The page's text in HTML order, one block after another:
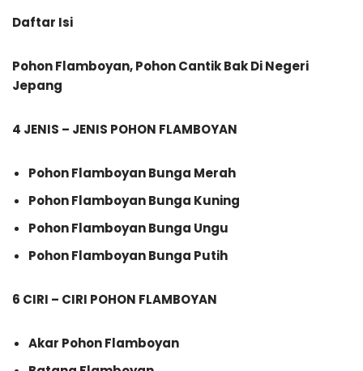
Daftar Isi
Pohon Flamboyan, Pohon Cantik Bak Di Negeri
Jepang
4 JENIS – JENIS POHON FLAMBOYAN
Pohon Flamboyan Bunga Merah
Pohon Flamboyan Bunga Kuning
Pohon Flamboyan Bunga Ungu
Pohon Flamboyan Bunga Putih
6 CIRI – CIRI POHON FLAMBOYAN
Akar Pohon Flamboyan